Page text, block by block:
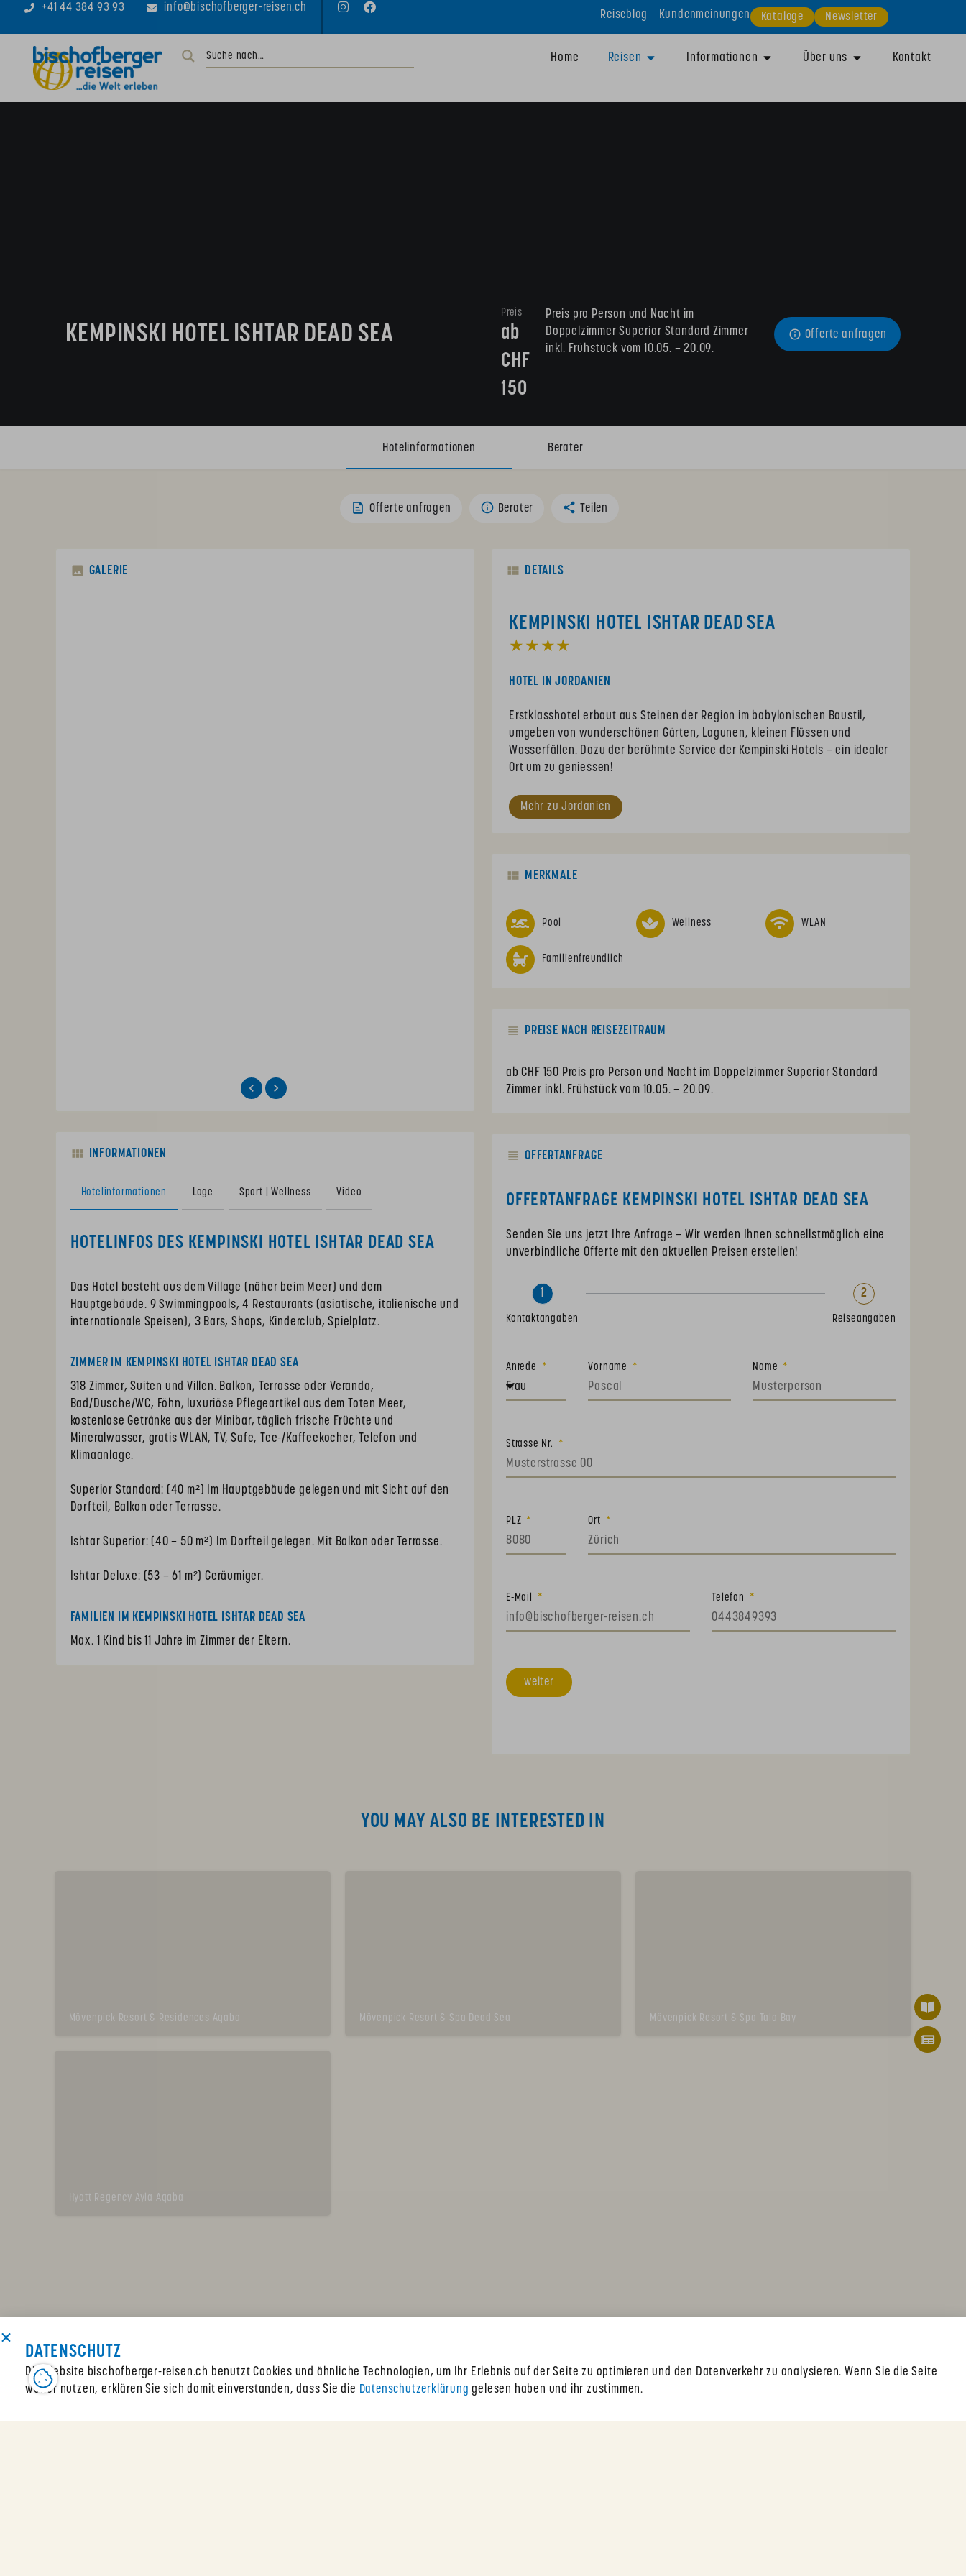
+41 44 384 93 93 info@bischofberger-reisen.ch
Reiseblog Kundenmeinungen Kataloge Newsletter
Home Reisen Informationen Über uns Kontakt
KEMPINSKI HOTEL ISHTAR DEAD SEA
Preis
ab
CHF
150
Preis pro Person und Nacht im
Doppelzimmer Superior Standard Zimmer
inkl. Frühstück vom 10.05. – 20.09.
Offerte anfragen
Hotelinformationen Berater
Offerte anfragen Berater Teilen
GALERIE
INFORMATIONEN
Hotelinformationen Lage Sport | Wellness Video
HOTELINFOS DES KEMPINSKI HOTEL ISHTAR DEAD SEA
Das Hotel besteht aus dem Village (näher beim Meer) und dem
Hauptgebäude. 9 Swimmingpools, 4 Restaurants (asiatische, italienische und
internationale Speisen), 3 Bars, Shops, Kinderclub, Spielplatz.
ZIMMER IM KEMPINSKI HOTEL ISHTAR DEAD SEA
318 Zimmer, Suiten und Villen. Balkon, Terrasse oder Veranda,
Bad/Dusche/WC, Föhn, luxuriöse Pflegeartikel aus dem Toten Meer,
kostenlose Getränke aus der Minibar, täglich frische Früchte und
Mineralwasser, gratis WLAN, TV, Safe, Tee-/Kaffeekocher, Telefon und
Klimaanlage.
Superior Standard: (40 m²) Im Hauptgebäude gelegen und mit Sicht auf den
Dorfteil, Balkon oder Terrasse.
Ishtar Superior: (40 – 50 m²) Im Dorfteil gelegen. Mit Balkon oder Terrasse.
Ishtar Deluxe: (53 – 61 m²) Geräumiger.
FAMILIEN IM KEMPINSKI HOTEL ISHTAR DEAD SEA
Max. 1 Kind bis 11 Jahre im Zimmer der Eltern.
DETAILS
KEMPINSKI HOTEL ISHTAR DEAD SEA
★★★★
HOTEL IN JORDANIEN
Erstklasshotel erbaut aus Steinen der Region im babylonischen Baustil,
umgeben von wunderschönen Gärten, Lagunen, kleinen Flüssen und
Wasserfällen. Dazu der berühmte Service der Kempinski Hotels – ein idealer
Ort um zu geniessen!
Mehr zu Jordanien
MERKMALE
Pool Wellness WLAN
Familienfreundlich
PREISE NACH REISEZEITRAUM
ab CHF 150 Preis pro Person und Nacht im Doppelzimmer Superior Standard
Zimmer inkl. Frühstück vom 10.05. – 20.09.
OFFERTANFRAGE
OFFERTANFRAGE KEMPINSKI HOTEL ISHTAR DEAD SEA
Senden Sie uns jetzt Ihre Anfrage – Wir werden Ihnen schnellstmöglich eine
unverbindliche Offerte mit den aktuellen Preisen erstellen!
1
Kontaktangaben
2
Reiseangaben
Anrede Vorname Name
Strasse Nr.
PLZ Ort
E-Mail Telefon
weiter
YOU MAY ALSO BE INTERESTED IN
Mövenpick Resort & Residences Aqaba Mövenpick Resort & Spa Dead Sea Mövenpick Resort & Spa Tala Bay
Hyatt Regency Ayla Aqaba
DATENSCHUTZ
Die Website bischofberger-reisen.ch benutzt Cookies und ähnliche Technologien, um Ihr Erlebnis auf der Seite zu optimieren und den Datenverkehr zu analysieren. Wenn Sie die Seite
weiter nutzen, erklären Sie sich damit einverstanden, dass Sie die Datenschutzerklärung gelesen haben und ihr zustimmen.